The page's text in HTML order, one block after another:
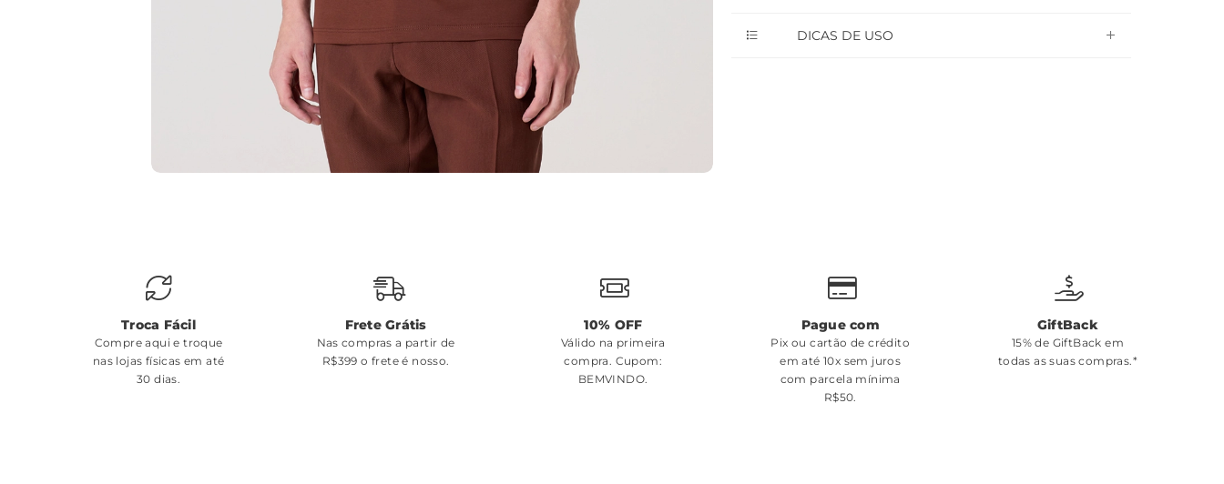
DICAS DE USO
Troca Fácil
Compre aqui e troque
nas lojas físicas em até
30 dias.
Frete Grátis
Nas compras a partir de
R$399 o frete é nosso.
10% OFF
Válido na primeira
compra. Cupom:
BEMVINDO.
Pague com
Pix ou cartão de crédito
em até 10x sem juros
com parcela mínima
R$50.
GiftBack
15% de GiftBack em
todas as suas compras.*